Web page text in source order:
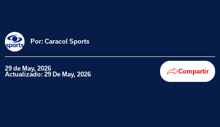
Por: Caracol Sports
29 de May, 2026
Actualizado: 29 De May, 2026 Compartir